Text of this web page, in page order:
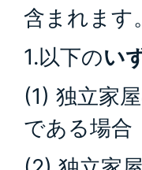
含まれます。
1.以下のい
(1) 独立家
である場合